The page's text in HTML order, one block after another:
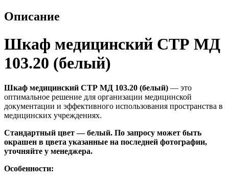
Описание
Шкаф медицинский СТР МД
103.20 (белый)
Шкаф медицинский СТР МД 103.20 (белый) — это
оптимальное решение для организации медицинской
документации и эффективного использования пространства в
медицинских учреждениях.
Стандартный цвет — белый. По запросу может быть
окрашен в цвета указанные на последней фотографии,
уточняйте у менеджера.
Особенности: